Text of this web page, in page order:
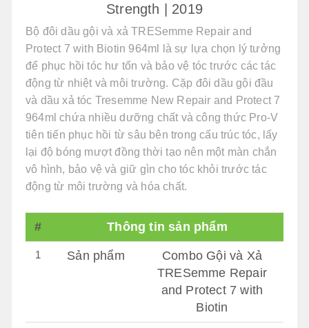
Strength | 2019
Bộ đôi dầu gội và xả TRESemme Repair and
Protect 7 with Biotin 964ml là sự lựa chọn lý tưởng
để phục hồi tóc hư tổn và bảo vệ tóc trước các tác
động từ nhiệt và môi trường. Cặp đôi dầu gội đầu
và dầu xả tóc Tresemme New Repair and Protect 7
964ml chứa nhiều dưỡng chất và công thức Pro-V
tiên tiến phục hồi từ sâu bên trong cấu trúc tóc, lấy
lại độ bóng mượt đồng thời tạo nên một màn chắn
vô hình, bảo vệ và giữ gìn cho tóc khỏi trước tác
động từ môi trường và hóa chất.
# Thông tin sản phẩm
1 Sản phẩm
Combo Gội và Xả
TRESemme Repair
and Protect 7 with
Biotin